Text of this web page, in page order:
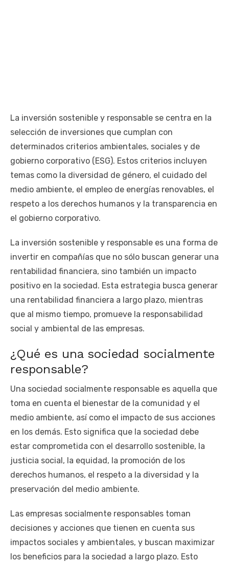
La inversión sostenible y responsable se centra en la
selección de inversiones que cumplan con
determinados criterios ambientales, sociales y de
gobierno corporativo (ESG). Estos criterios incluyen
temas como la diversidad de género, el cuidado del
medio ambiente, el empleo de energías renovables, el
respeto a los derechos humanos y la transparencia en
el gobierno corporativo.
La inversión sostenible y responsable es una forma de
invertir en compañías que no sólo buscan generar una
rentabilidad financiera, sino también un impacto
positivo en la sociedad. Esta estrategia busca generar
una rentabilidad financiera a largo plazo, mientras
que al mismo tiempo, promueve la responsabilidad
social y ambiental de las empresas.
¿Qué es una sociedad socialmente
responsable?
Una sociedad socialmente responsable es aquella que
toma en cuenta el bienestar de la comunidad y el
medio ambiente, así como el impacto de sus acciones
en los demás. Esto significa que la sociedad debe
estar comprometida con el desarrollo sostenible, la
justicia social, la equidad, la promoción de los
derechos humanos, el respeto a la diversidad y la
preservación del medio ambiente.
Las empresas socialmente responsables toman
decisiones y acciones que tienen en cuenta sus
impactos sociales y ambientales, y buscan maximizar
los beneficios para la sociedad a largo plazo. Esto